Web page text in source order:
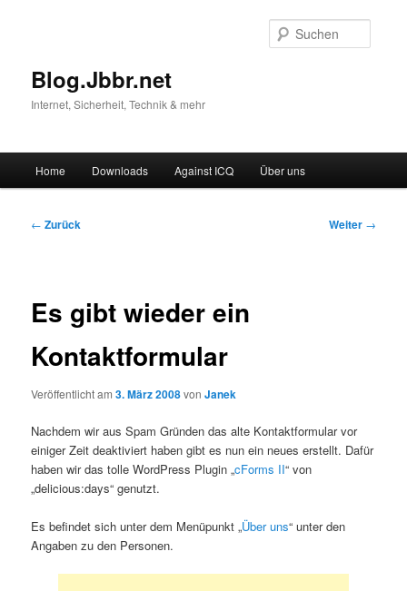
Blog.Jbbr.net
Internet, Sicherheit, Technik & mehr
Zum
Home Downloads Against ICQ Über uns
Beitragsnavigation
← Zurück Weiter →
Es gibt wieder ein
Kontaktformular
Veröffentlicht am3. März 2008vonJanek
Nachdem wir aus Spam Gründen das alte Kontaktformular vor
einiger Zeit deaktiviert haben gibt es nun ein neues erstellt. Dafür
haben wir das tolle WordPress Plugin „cForms II“ von
„delicious:days“ genutzt.
Es befindet sich unter dem Menüpunkt „Über uns“ unter den
Angaben zu den Personen.